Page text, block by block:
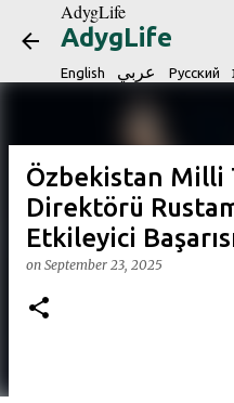
AdygLife
AdygLife
English Русский
Özbekistan Milli
Direktörü
Etkileyici
on September 23, 2025